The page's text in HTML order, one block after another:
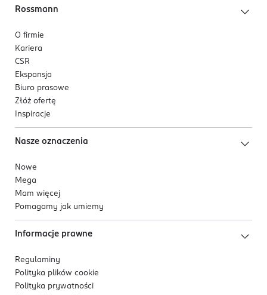
Rossmann
O firmie
Kariera
CSR
Ekspansja
Biuro prasowe
Złóż ofertę
Inspiracje
Nasze oznaczenia
Nowe
Mega
Mam więcej
Pomagamy jak umiemy
Informacje prawne
Regulaminy
Polityka plików cookie
Polityka prywatności